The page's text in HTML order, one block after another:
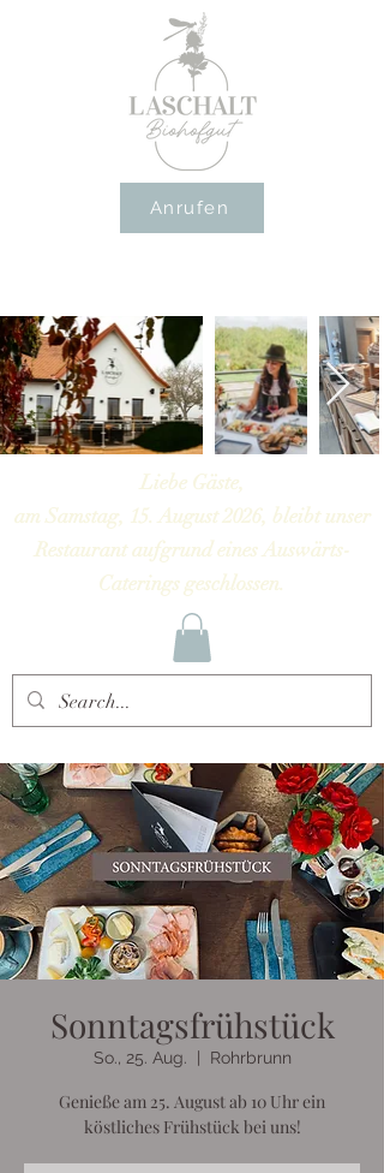
Anrufen
Liebe Gäste,
am Samstag, 15. August 2026, bleibt unser
Restaurant aufgrund eines Auswärts-
Caterings geschlossen.
Sonntagsfrühstück
So., 25. Aug. Rohrbrunn
Genieße am 25. August ab 10 Uhr ein
köstliches Frühstück bei uns!